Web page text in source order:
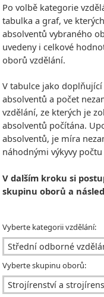
Po volbě kategorie
tabulka a graf, ve
absolventů vybraného
uvedeny i celkové
oborů vzdělání.
V tabulce jako
absolventů a počet
vzdělání, ze kterých je
absolventů počítána.
absolventů, je míra
náhodnými výkyvy
V dalším kroku si
skupinu oborů a
Vyberte kategorii vzdělání:
Vyberte skupinu oborů: